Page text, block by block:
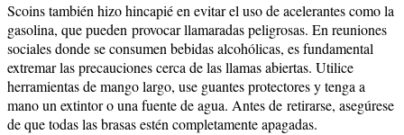
Scoins también hizo hincapié en evitar el uso de acelerantes como la
gasolina, que pueden provocar llamaradas peligrosas. En reuniones
sociales donde se consumen bebidas alcohólicas, es fundamental
extremar las precauciones cerca de las llamas abiertas. Utilice
herramientas de mango largo, use guantes protectores y tenga a
mano un extintor o una fuente de agua. Antes de retirarse, asegúrese
de que todas las brasas estén completamente apagadas.